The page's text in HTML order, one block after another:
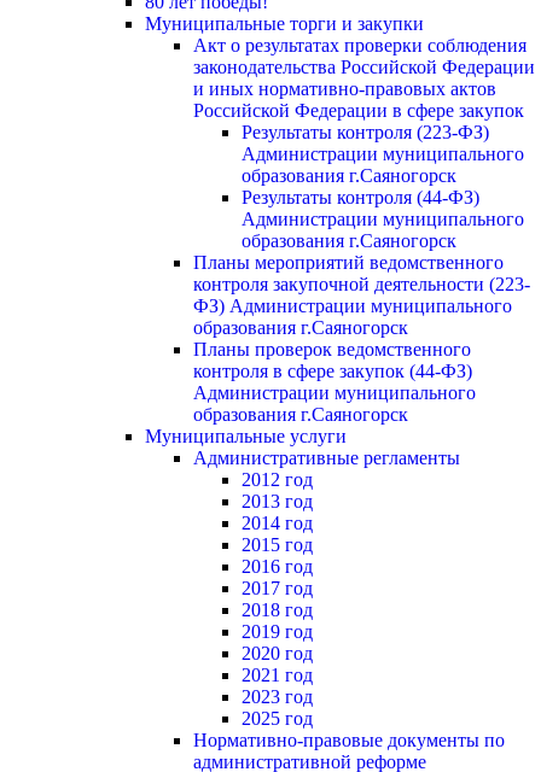
Муниципальные торги и закупки
Акт о результатах проверки соблюдения
законодательства Российской Федерации
и иных нормативно-правовых актов
Российской Федерации в сфере закупок
Результаты контроля (223-ФЗ)
Администрации муниципального
образования г.Саяногорск
Результаты контроля (44-ФЗ)
Администрации муниципального
образования г.Саяногорск
Планы мероприятий ведомственного
контроля закупочной деятельности (223-
ФЗ) Администрации муниципального
образования г.Саяногорск
Планы проверок ведомственного
контроля в сфере закупок (44-ФЗ)
Администрации муниципального
образования г.Саяногорск
Муниципальные услуги
Административные регламенты
2012 год
2013 год
2014 год
2015 год
2016 год
2017 год
2018 год
2019 год
2020 год
2021 год
2023 год
2025 год
Нормативно-правовые документы по
административной реформе